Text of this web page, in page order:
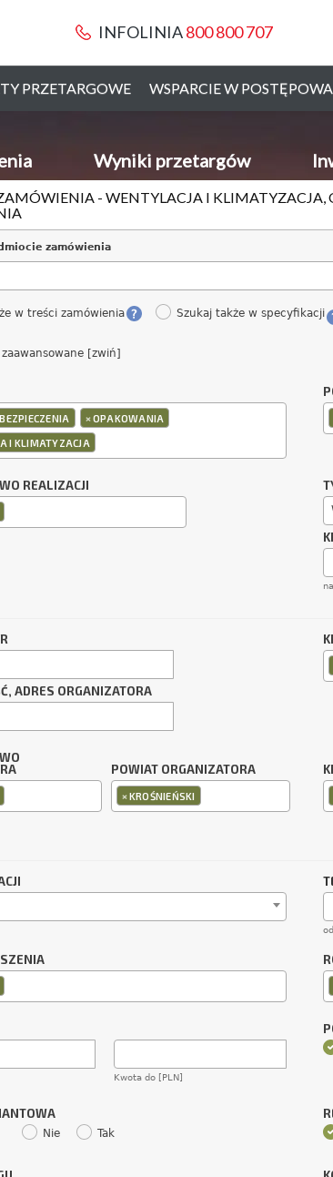
INFOLINIA800 800 707
PRZETARGOWE WSPARCIE W
Wyniki przetargów
- WENTYLACJA I
zamówienia
w treści zamówienia Szukaj także w specyfikacji
[zwiń]
×OPAKOWANIA
I KLIMATYZACJA
REALIZACJI
ADRES ORGANIZATORA
POWIAT ORGANIZATORA
×KROŚNIEŃSKI
Kwota do [PLN]
Nie Tak